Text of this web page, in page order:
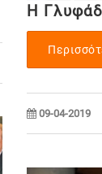
Η
09-04-2019